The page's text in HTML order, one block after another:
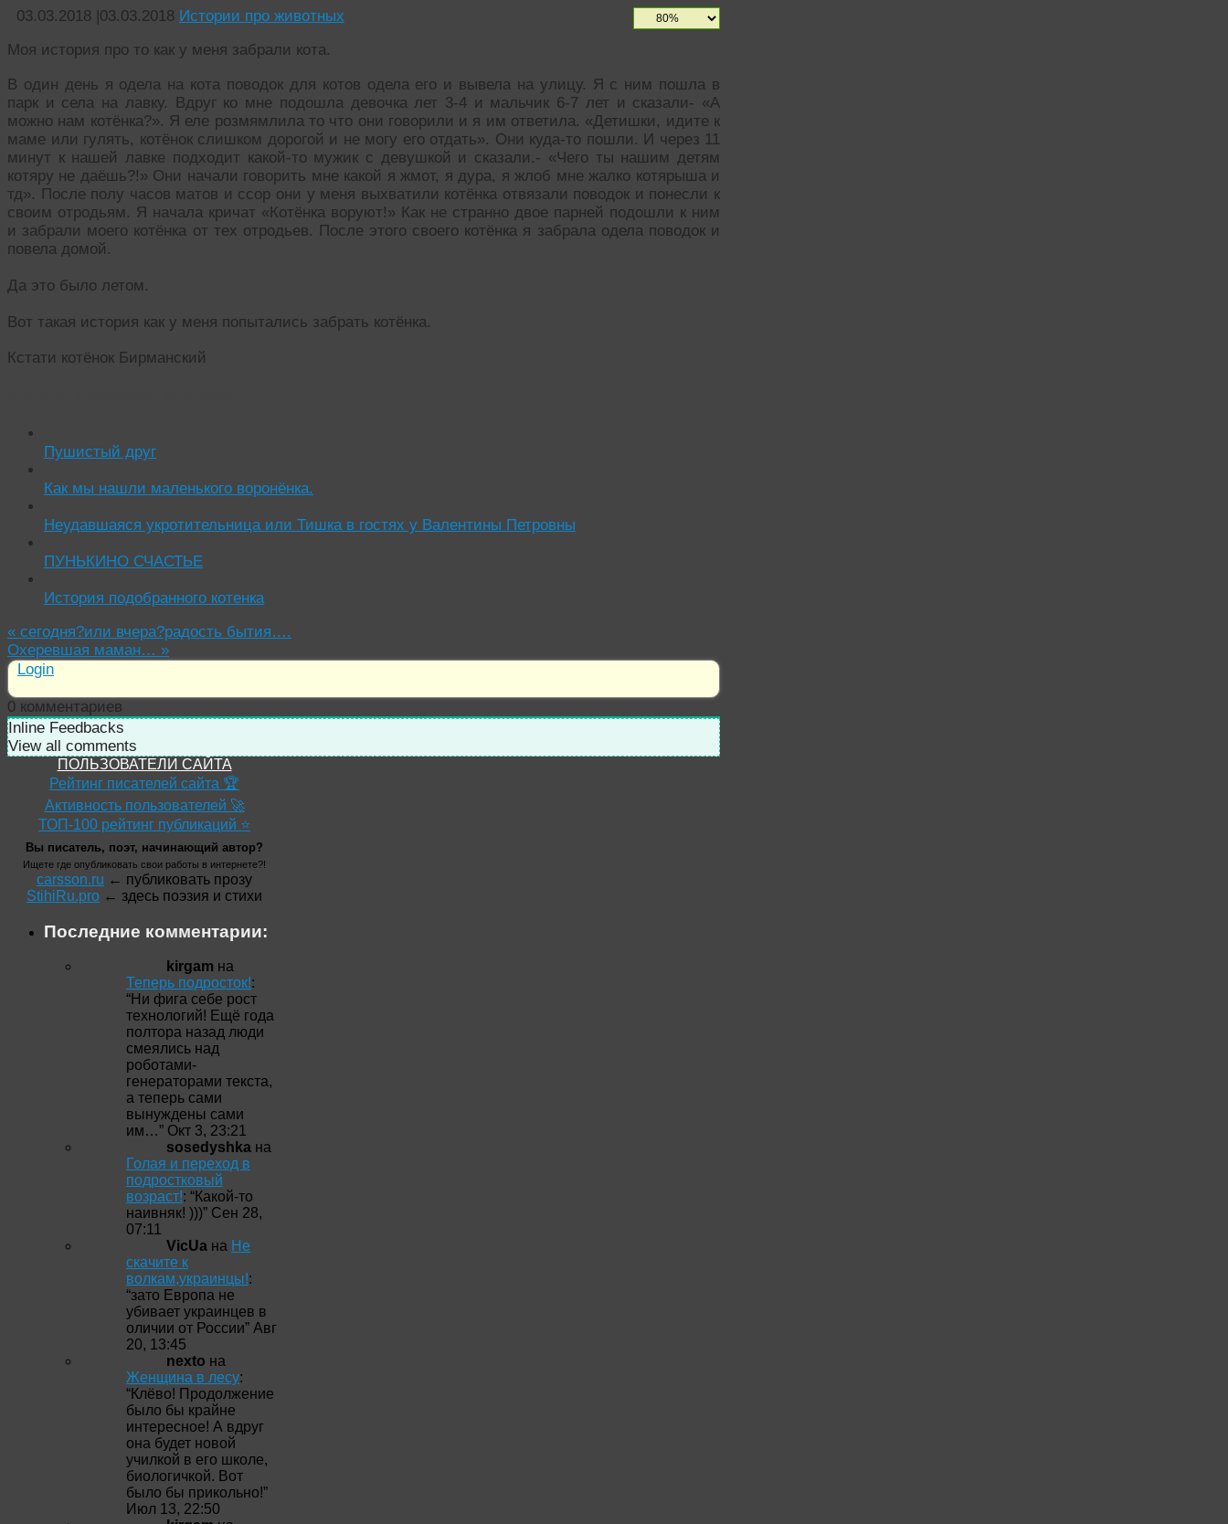
03.03.2018 |03.03.2018 Истории про животных
Моя история про то как у меня забрали кота.
В один день я одела на кота поводок для котов одела его и вывела на улицу. Я с ним пошла в
парк и села на лавку. Вдруг ко мне подошла девочка лет 3-4 и мальчик 6-7 лет и сказали- «А
можно нам котёнка?». Я еле розмямлила то что они говорили и я им ответила. «Детишки, идите к
маме или гулять, котёнок слишком дорогой и не могу его отдать». Они куда-то пошли. И через 11
минут к нашей лавке подходит какой-то мужик с девушкой и сказали.- «Чего ты нашим детям
котяру не даёшь?!» Они начали говорить мне какой я жмот, я дура, я жлоб мне жалко котярыша и
тд». После полу часов матов и ссор они у меня выхватили котёнка отвязали поводок и понесли к
своим отродьям. Я начала кричат «Котёнка воруют!» Как не странно двое парней подошли к ним
и забрали моего котёнка от тех отродьев. После этого своего котёнка я забрала одела поводок и
повела домой.
Да это было летом.
Вот такая история как у меня попытались забрать котёнка.
Кстати котёнок Бирманский
Пушистый друг
Как мы нашли маленького воронёнка.
Неудавшаяся укротительница или Тишка в гостях у Валентины Петровны
ПУНЬКИНО СЧАСТЬЕ
История подобранного котенка
« сегодня?или вчера?радость бытия….
Охеревшая маман… »
Login
0 комментариев
Inline Feedbacks
View all comments
ПОЛЬЗОВАТЕЛИ САЙТА
Рейтинг писателей сайта 🏆
Активность пользователей 🚀
ТОП-100 рейтинг публикаций ⭐
Вы писатель, поэт, начинающий автор?
Ищете где опубликовать свои работы в интернете?!
carsson.ru ← публиковать прозу
StihiRu.pro ← здесь поэзия и стихи
Последние комментарии:
kirgam на
Теперь подросток!:
“Ни фига себе рост
технологий! Ещё года
полтора назад люди
смеялись над
роботами-
генераторами текста,
а теперь сами
вынуждены сами
им…” Окт 3, 23:21
sosedyshka на
Голая и переход в
подростковый
возраст!: “Какой-то
наивняк! )))” Сен 28,
07:11
VicUa на Не
скачите к
волкам,украинцы!:
“зато Европа не
убивает украинцев в
оличии от России” Авг
20, 13:45
nexto на
Женщина в лесу:
“Клёво! Продолжение
было бы крайне
интересное! А вдруг
она будет новой
училкой в его школе,
биологичкой. Вот
было бы прикольно!”
Июл 13, 22:50